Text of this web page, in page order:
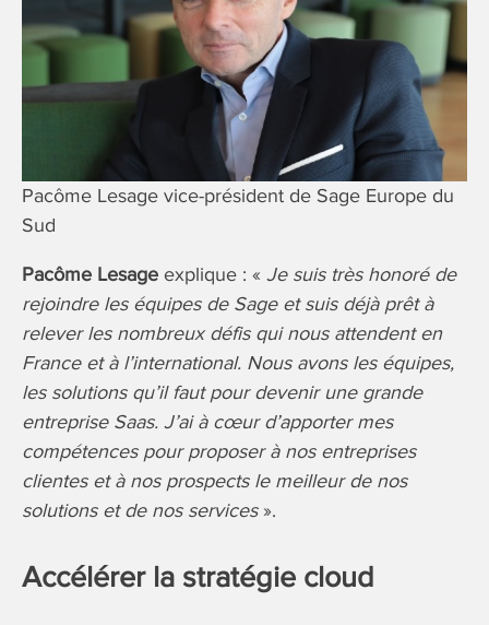
Pacôme Lesage vice-président de Sage Europe du
Sud
Pacôme Lesage explique : « Je suis très honoré de
rejoindre les équipes de Sage et suis déjà prêt à
relever les nombreux défis qui nous attendent en
France et à l’international. Nous avons les équipes,
les solutions qu’il faut pour devenir une grande
entreprise Saas. J’ai à cœur d’apporter mes
compétences pour proposer à nos entreprises
clientes et à nos prospects le meilleur de nos
solutions et de nos services».
Accélérer la stratégie cloud